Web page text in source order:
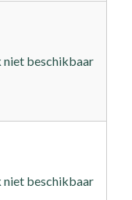
beschikbaar
beschikbaar